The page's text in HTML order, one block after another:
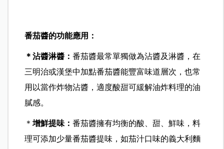
番茄醬的功能應用：
＊沾醬淋醬：番茄醬最常單獨做為沾醬及淋醬，在
三明治或漢堡中加點番茄醬能豐富味道層次，也常
用以當作炸物沾醬，適度酸甜可緩解油炸料理的油
膩感。
＊增鮮提味：番茄醬擁有均衡的酸、甜、鮮味，料
理可添加少量番茄醬提味，如茄汁口味的義大利麵